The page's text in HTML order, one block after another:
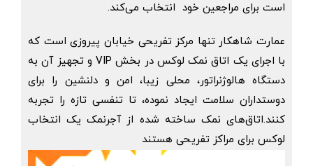
است برای مراجعین خود انتخاب می‌کند.
عمارت شاهکار تنها مرکز تفریحی خیابان پیروزی است که
با اجرای یک اتاق نمک لوکس در بخش VIP و تجهیز آن به
دستگاه هالوژنراتور، محلی زیبا، امن و دلنشین را برای
دوستداران سلامت ایجاد نموده، تا تنفسی تازه را تجربه
کنند.اتاق‌های نمک‌ ساخته شده از آجرنمک یک انتخاب
لوکس برای مراکز تفریحی هستند